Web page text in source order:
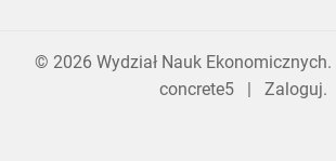
© 2026 Wydział Nauk Ekonomicznych
concrete5| Zaloguj.